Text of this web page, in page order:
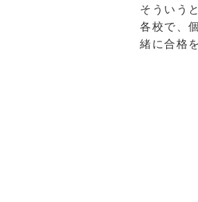
そういう
各校で、
緒に合格